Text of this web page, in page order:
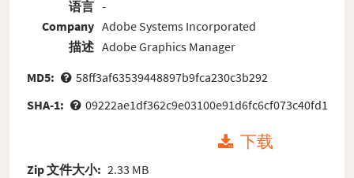
语言
Company
描述
-
Adobe Systems Incorporated
Adobe Graphics Manager
MD5:
58ff3af63539448897b9fca230c3b292
SHA-1:
09222ae1df362c9e03100e91d6fc6cf073c40fd1
下载
Zip 文件大小: 2.33 MB